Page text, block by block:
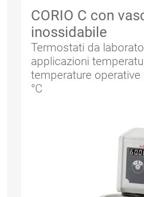
CORIO C con
inossidabile
Termostati da
applicazioni
temperature operative
°C